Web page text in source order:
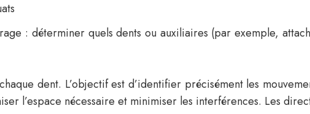
: déterminer quels dents ou auxiliaires (par exemple,
dent. L’objectif est d’identifier précisément les
l’espace nécessaire et minimiser les interférences. Les